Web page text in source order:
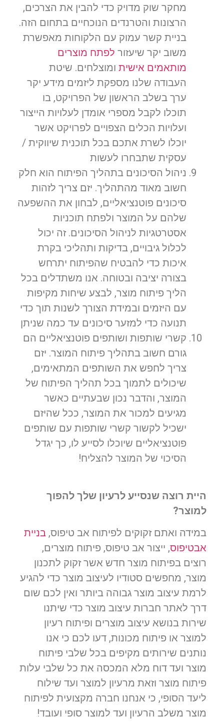
מחקר שוק מדויק כדי להבין את הצרכים,
הרצונות והטרנדים הנוכחיים בתחום הזה.
בניית קשר עמוק עם הלקוחות מאפשרת
משוב יקר שיעזור לפתח מוצרים
מותאמים אישית ומוצלחים. שיטת
העבודה שלנו מספקת ליזמים מידע יקר
ערך בשלב הראשון של הפרויקט, בו
תוכלו לקבל מספרי אומדן לעלויות הייצור
ועלויות הכלים הצפויים לפרויקט אשר
יוכלו לשרת אתכם בכל תוכנית שיווקית /
עסקית שתבחרו לעשות
ניהול הסיכונים בתהליך הפיתוח הוא חלק
חשוב מאוד מהתהליך. יזם צריך לזהות
סיכונים פוטנציאליים, לבחון את ההשפעה
שלהם על המוצר ולפתח תוכניות
אסטרטגיות לניהול הסיכונים. זה יכול
לכלול גיבויים, בדיקות ותהליכי בקרת
איכות כדי להבטיח שהפיתוח יתרחש
בצורה יציבה ובטוחה. אנו משתדלים בכל
הליך פיתוח מוצר, לבצע שיחות מקיפות
עם היזמים ובמידת הצורך לשנות תוך כדי
תנועה כדי למזער סיכונים עד כמה שניתן
קשרי שותפות ושותפים פוטנציאליים הם
גורם חשוב בתהליך פיתוח המוצר. יזם
צריך לחפש את השותפים המתאימים,
שיכולים לתמוך בכל תהליך הפיתוח של
המוצר, והדבר נכון שבעתיים כאשר
מגיעים למכור את המוצר, ככל שהיזם
ישכיל לקשור קשרי שותפות עם שותפים
פוטנציאליים שיוכלו לסייע לו, כך יגדל
הסיכוי של המוצר להצליח!
היית רוצה שנסייע לרעיון שלך להפוך
למוצר?
במידה ואתם זקוקים לפיתוח אב טיפוס, בניית
אבטיפוס, ייצור אב טיפוס, פיתוח מוצרים,
רוצים בפיתוח מוצר חדש אשר זקוק לתכנון
מוצר, מחפשים סטודיו לעיצוב מוצר כדי להגיע
לרמת עיצוב מוצר גבוהה ביותר ואין לכם שום
דרך לאתר חברות עיצוב מוצר כדי שיתנו
שירות בנושא עיצוב מוצרים ופיתוח רעיון
למוצר או פיתוח מכונות, דעו לכם כי אנו
נותנים שירותים מקיפים בכל שלבי פיתוח
מוצר ועד דוח מלא המכסה את כל שלבי עלות
פיתוח מוצר וזאת מרעיון למוצר ועד שילוח
ליעד הסופי, כי אנחנו חברה מקצועית לפיתוח
מוצר משלב הרעיון ועד למוצר סופי ועובד!